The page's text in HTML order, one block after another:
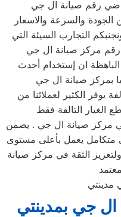
رقم صيانة ال جي
والسرعة والاسعار
التجارب السيئة التي
الباهظة ان إستخدام أحدث
بمركز صيانة ال جي
يوفر الكثير لعملائنا من
مركز صيانة ال جي . يضمن
متكامل يعمل بأعلى مستوى
الثقة في مركز صيانة
مدينتي
جي بمدينتي‏